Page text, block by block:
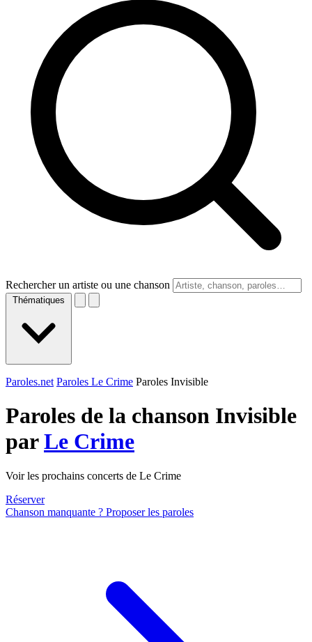
Rechercher un artiste ou une chanson
Thématiques
Paroles.net Paroles Le Crime Paroles Invisible
Paroles de la chanson Invisible
parLe Crime
Voir les prochains concerts de Le Crime
Réserver
Chanson manquante ? Proposer les paroles